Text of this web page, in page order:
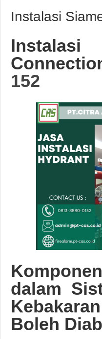
Instalasi
152
dalam
Boleh